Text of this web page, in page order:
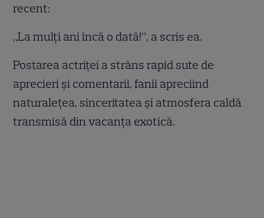
recent:
„La mulți ani încă o dată!”, a scris ea.
Postarea actriței a strâns rapid sute de
aprecieri și comentarii, fanii apreciind
naturalețea, sinceritatea și atmosfera caldă
transmisă din vacanța exotică.